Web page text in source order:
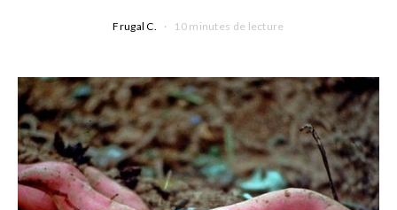
Frugal C. 10 minutes de lecture